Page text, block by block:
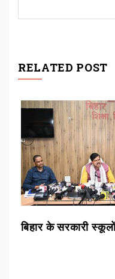
RELATED POST
बिहार के सरकारी